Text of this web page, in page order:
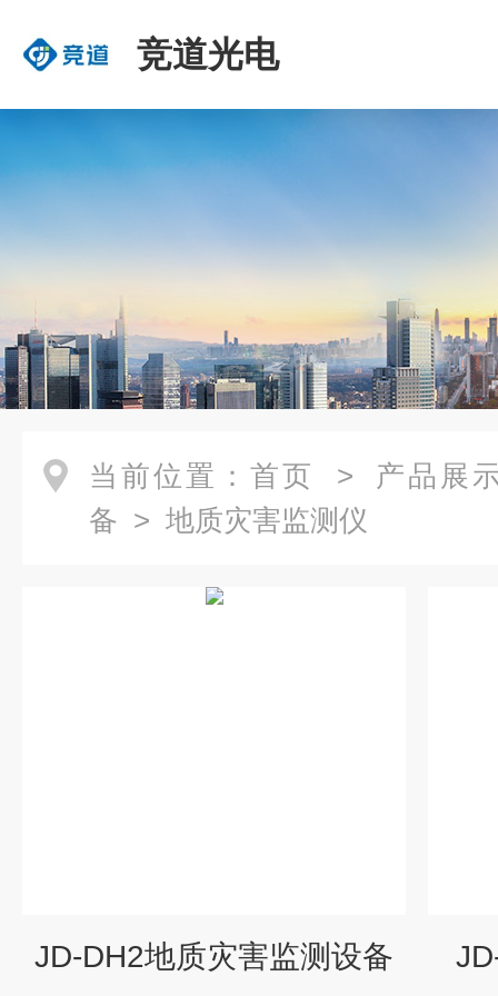
竞道光电
当前位置： 首页 > 产品展
备 > 地质灾害监测仪
JD-DH2地质灾害监测设备